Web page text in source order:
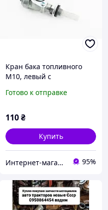
Кран бака топливного
М10, левый с
мото-ГЕНЕРАТОРАМ
Готово к отправке
110₴
Купить
Интернет-магазин "Бензозапчасти" 95%